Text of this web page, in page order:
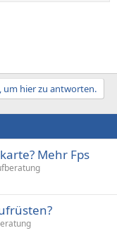
um hier zu antworten.
Mehr Fps